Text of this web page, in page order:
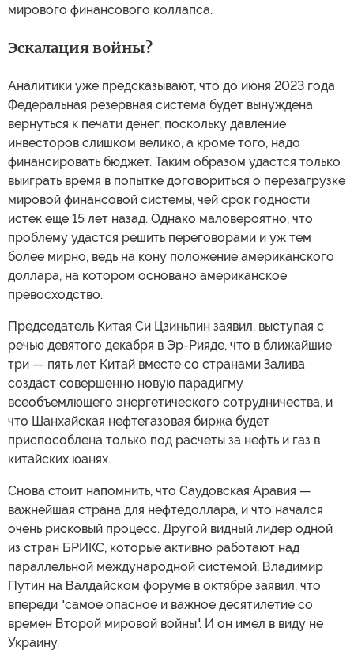
мирового финансового коллапса.
Эскалация войны?
Аналитики уже предсказывают, что до июня 2023 года
Федеральная резервная система будет вынуждена
вернуться к печати денег, поскольку давление
инвесторов слишком велико, а кроме того, надо
финансировать бюджет. Таким образом удастся только
выиграть время в попытке договориться о перезагрузке
мировой финансовой системы, чей срок годности
истек еще 15 лет назад. Однако маловероятно, что
проблему удастся решить переговорами и уж тем
более мирно, ведь на кону положение американского
доллара, на котором основано американское
превосходство.
Председатель Китая Си Цзиньпин заявил, выступая с
речью девятого декабря в Эр-Рияде, что в ближайшие
три — пять лет Китай вместе со странами Залива
создаст совершенно новую парадигму
всеобъемлющего энергетического сотрудничества, и
что Шанхайская нефтегазовая биржа будет
приспособлена только под расчеты за нефть и газ в
китайских юанях.
Снова стоит напомнить, что Саудовская Аравия —
важнейшая страна для нефтедоллара, и что начался
очень рисковый процесс. Другой видный лидер одной
из стран БРИКС, которые активно работают над
параллельной международной системой, Владимир
Путин на Валдайском форуме в октябре заявил, что
впереди "самое опасное и важное десятилетие со
времен Второй мировой войны". И он имел в виду не
Украину.